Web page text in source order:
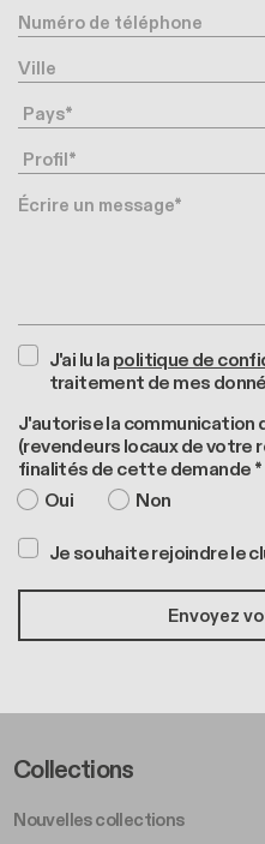
Numéro de téléphone
Ville
Pays
Profil
Message
J'ai lu lapolitique de
traitement de mes
J'autorise la communication
(revendeurs locaux de votre
finalités de cette demande *
Oui
Non
Je souhaite rejoindre le
Footer Left
Collections
Nouvelles collections